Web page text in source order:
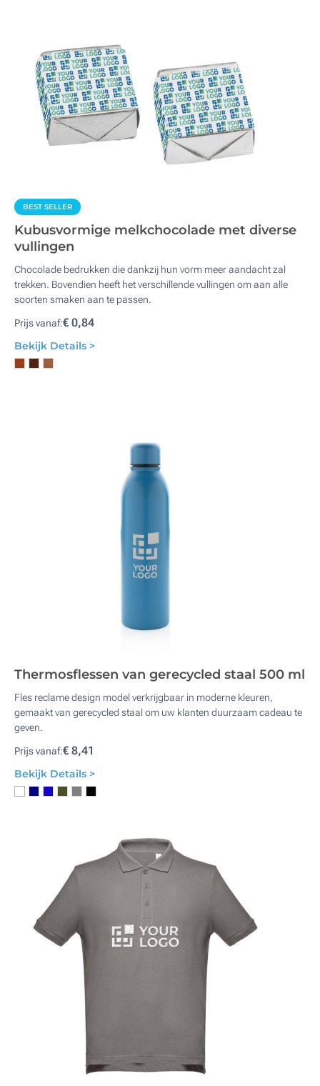
BEST SELLER
Kubusvormige melkchocolade met diverse
vullingen
Chocolade bedrukken die dankzij hun vorm meer aandacht zal
trekken. Bovendien heeft het verschillende vullingen om aan alle
soorten smaken aan te passen.
Prijs vanaf:€ 0,84
Bekijk Details >
Thermosflessen van gerecycled staal 500 ml
Fles reclame design model verkrijgbaar in moderne kleuren,
gemaakt van gerecycled staal om uw klanten duurzaam cadeau te
geven.
Prijs vanaf:€ 8,41
Bekijk Details >